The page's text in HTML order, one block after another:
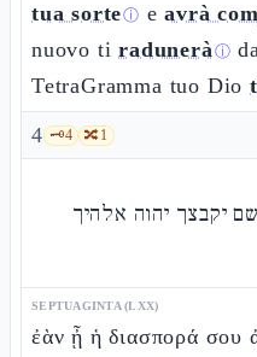
tua sorteⓘ eavrà
nuovo tiraduneràⓘ
TetraGramma tuo Dio
4 🗝️4 🔀1
יקבצך יהוה אלהיך
SEPTUAGINTA (LXX)
ἐὰν ᾖ ἡ διασπορά σου